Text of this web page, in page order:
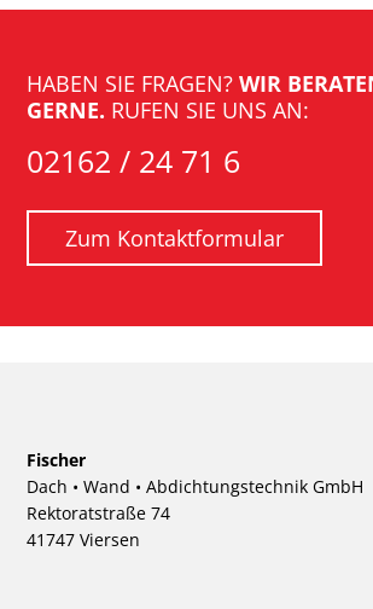
HABEN SIE FRAGEN?WIR
GERNE. RUFEN SIE UNS AN:
02162 / 24 71 6
Zum Kontaktformular
Fischer
Dach • Wand • Abdichtungstechnik GmbH
Rektoratstraße 74
41747 Viersen